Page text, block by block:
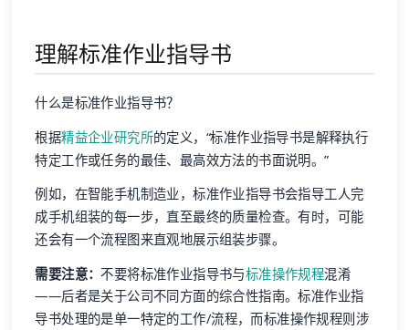
理解标准作业指导书
什么是标准作业指导书？
根据精益企业研究所的定义，“标准作业指导书是解释执行
特定工作或任务的最佳、最高效方法的书面说明。”
例如，在智能手机制造业，标准作业指导书会指导工人完
成手机组装的每一步，直至最终的质量检查。有时，可能
还会有一个流程图来直观地展示组装步骤。
需要注意：不要将标准作业指导书与标准操作规程混淆
——后者是关于公司不同方面的综合性指南。标准作业指
导书处理的是单一特定的工作/流程，而标准操作规程则涉